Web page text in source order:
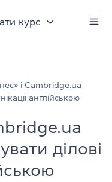
курс
і Cambridge.ua
англійською
ділові